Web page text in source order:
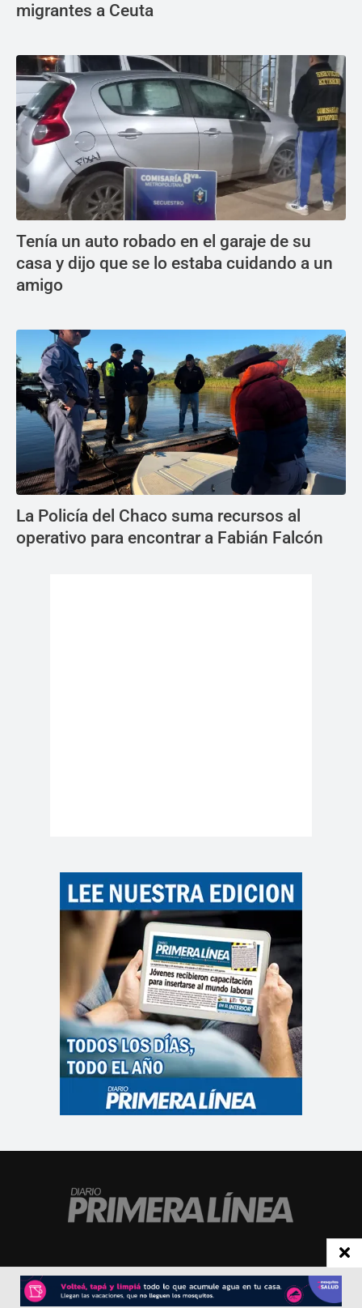
migrantes a Ceuta
Tenía un auto robado en el garaje de su
casa y dijo que se lo estaba cuidando a un
amigo
La Policía del Chaco suma recursos al
operativo para encontrar a Fabián Falcón
CONTACTO